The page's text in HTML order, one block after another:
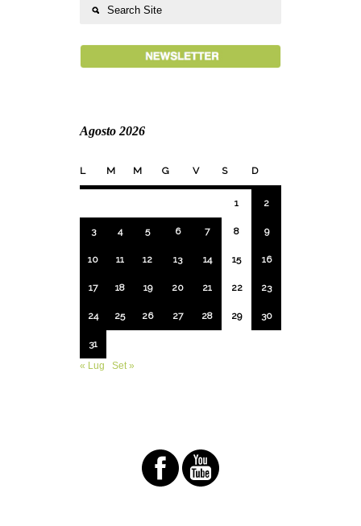
Agosto 2026
L M M G V S D
1 2
3 4 5 6 7 8 9
10 11 12 13 14 15 16
17 18 19 20 21 22 23
24 25 26 27 28 29 30
31
« Lug
Set »